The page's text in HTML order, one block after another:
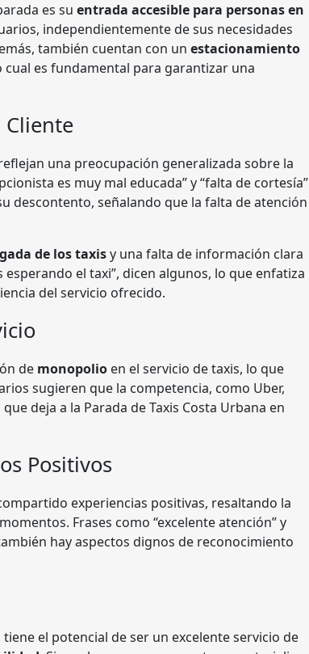
es su entrada accesible para personas en
independientemente de sus necesidades
también cuentan con un estacionamiento
cual es fundamental para garantizar una
Cliente
una preocupación generalizada sobre la
es muy mal educada” y “falta de cortesía”
descontento, señalando que la falta de atención
de los taxisy una falta de información clara
el taxi”, dicen algunos, lo que enfatiza
del servicio ofrecido.
de monopolio en el servicio de taxis, lo que
sugieren que la competencia, como Uber,
deja a la Parada de Taxis Costa Urbana en
Positivos
experiencias positivas, resaltando la
Frases como “excelente atención” y
hay aspectos dignos de reconocimiento
tiene el potencial de ser un excelente servicio de